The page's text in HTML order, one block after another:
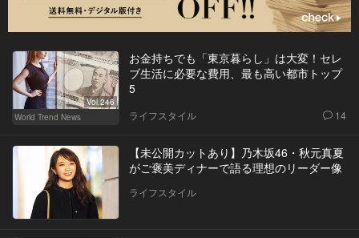
Vol.246
World Trend News
お金持ちでも「東京暮らし」は大変！セレ
ブ生活に必要な費用、最も高い都市トップ
5
ライフスタイル 14
【未公開カットあり】乃木坂46・秋元真夏
がご褒美ディナーで語る理想のリーダー像
ライフスタイル